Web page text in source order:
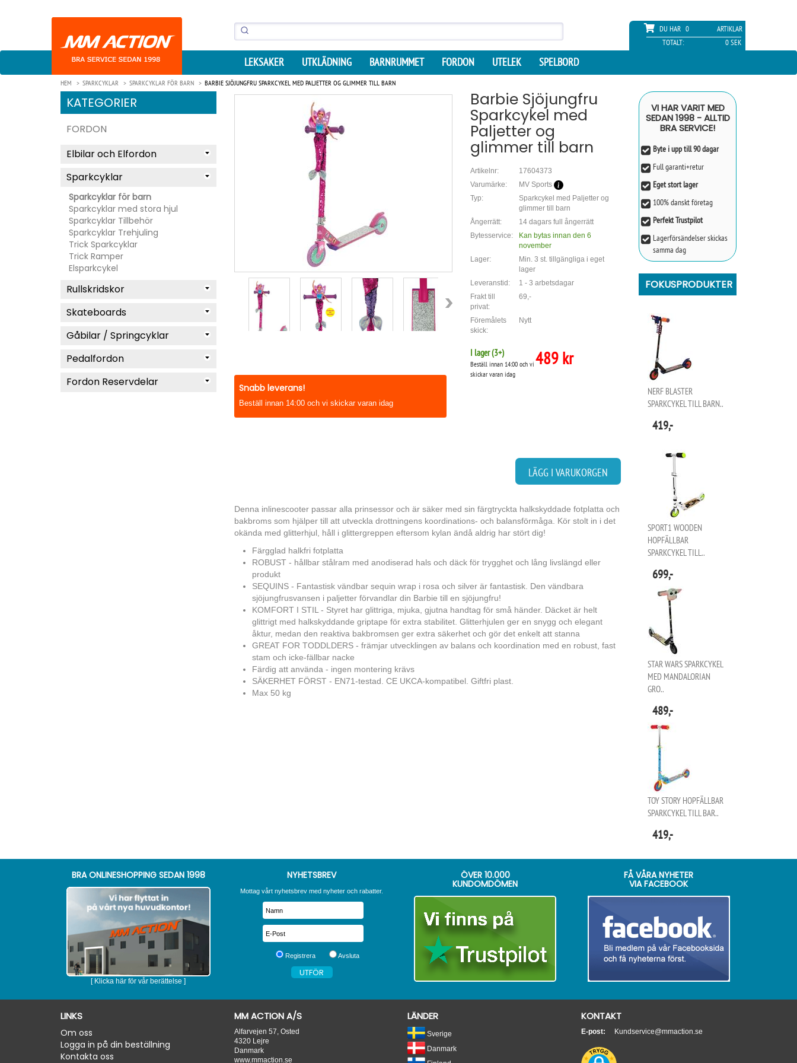
DU HAR 0
ARTIKLAR
TOTALT:
0 SEK
LEKSAKER UTKLÄDNING BARNRUMMET FORDON UTELEK SPELBORD
HEM SPARKCYKLAR SPARKCYKLAR FÖR BARN BARBIE SJÖJUNGFRU SPARKCYKEL MED PALJETTER OG GLIMMER TILL BARN
KATEGORIER
FORDON
Elbilar och Elfordon
Sparkcyklar
Sparkcyklar för barn
Sparkcyklar med stora hjul
Sparkcyklar Tillbehör
Sparkcyklar Trehjuling
Trick Sparkcyklar
Trick Ramper
Elsparkcykel
Rullskridskor
Skateboards
Gåbilar / Springcyklar
Pedalfordon
Fordon Reservdelar
Snabb leverans!
Beställ innan 14:00 och vi skickar varan idag
Barbie Sjöjungfru
Sparkcykel med
Paljetter og
glimmer till barn
Artikelnr:
17604373
Varumärke:
MV Sports
Typ:
Sparkcykel med Paljetter og
glimmer till barn
Ångerrätt:
14 dagars full ångerrätt
Bytesservice:
Kan bytas innan den 6
november
Lager:
Min. 3 st. tillgängliga i eget
lager
Leveranstid:
1 - 3 arbetsdagar
Frakt till
privat:
69,-
Föremålets
skick:
Nytt
I lager (3+)
Beställ innan 14:00 och vi
skickar varan idag
489 kr
LÄGG I VARUKORGEN
Denna inlinescooter passar alla prinsessor och är säker med sin färgtryckta halkskyddade fotplatta och
bakbroms som hjälper till att utveckla drottningens koordinations- och balansförmåga. Kör stolt in i det
okända med glitterhjul, håll i glittergreppen eftersom kylan ändå aldrig har stört dig!
Färgglad halkfri fotplatta
ROBUST - hållbar stålram med anodiserad hals och däck för trygghet och lång livslängd eller
produkt
SEQUINS - Fantastisk vändbar sequin wrap i rosa och silver är fantastisk. Den vändbara
sjöjungfrusvansen i paljetter förvandlar din Barbie till en sjöjungfru!
KOMFORT I STIL - Styret har glittriga, mjuka, gjutna handtag för små händer. Däcket är helt
glittrigt med halkskyddande griptape för extra stabilitet. Glitterhjulen ger en snygg och elegant
åktur, medan den reaktiva bakbromsen ger extra säkerhet och gör det enkelt att stanna
GREAT FOR TODDLDERS - främjar utvecklingen av balans och koordination med en robust, fast
stam och icke-fällbar nacke
Färdig att använda - ingen montering krävs
SÄKERHET FÖRST - EN71-testad. CE UKCA-kompatibel. Giftfri plast.
Max 50 kg
VI HAR VARIT MED
SEDAN 1998 - ALLTID
BRA SERVICE!
Byte i upp till 90 dagar
Full garanti+retur
Eget stort lager
100% danskt företag
Perfekt Trustpilot
Lagerförsändelser skickas
samma dag
FOKUSPRODUKTER
NERF BLASTER
SPARKCYKEL TILL BARN..
419,-
SPORT1 WOODEN
HOPFÄLLBAR
SPARKCYKEL TILL..
699,-
STAR WARS SPARKCYKEL
MED MANDALORIAN
GRO..
489,-
TOY STORY HOPFÄLLBAR
SPARKCYKEL TILL BAR..
419,-
BRA ONLINESHOPPING SEDAN 1998
[ Klicka här för vår berättelse ]
NYHETSBREV
Mottag vårt nyhetsbrev med nyheter och rabatter.
Registrera Avsluta
ÖVER 10.000
KUNDOMDÖMEN
FÅ VÅRA NYHETER
VIA FACEBOOK
LINKS
Om oss
Logga in på din beställning
Kontakta oss
MM ACTION A/S
Alfarvejen 57, Osted
4320 Lejre
Danmark
www.mmaction.se
LÄNDER
Sverige
Danmark
KONTAKT
E-post: Kundservice@mmaction.se